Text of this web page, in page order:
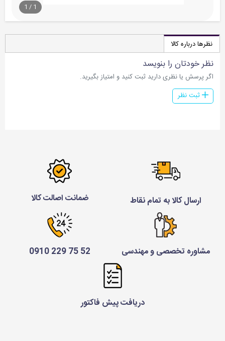
1
/
1
نظرها درباره کالا
نظر خودتان را بنویسد
اگر پرسش یا نظری دارید ثبت کنید و امتیاز بگیرید.
ثبت نظر
ارسال کالا به تمام نقاط ضمانت اصالت کالا
مشاوره تخصصی و مهندسی 52 75 229 0910
دریافت پیش فاکتور